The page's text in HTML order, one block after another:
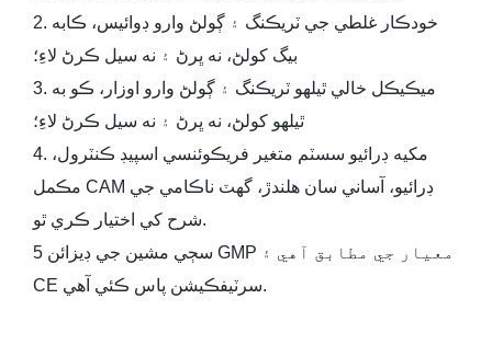
2. خودڪار غلطي جي ٽريڪنگ ۽ ڳولڻ وارو ڊوائيس، ڪابه
بيگ کولڻ، نه ڀرڻ ۽ نه سيل ڪرڻ لاءِ؛
3. ميڪيڪل خالي ٿيلهو ٽريڪنگ ۽ ڳولڻ وارو اوزار، ڪو به
ٿيلهو کولڻ، نه ڀرڻ ۽ نه سيل ڪرڻ لاءِ؛
4. مکيه ڊرائيو سسٽم متغير فريڪوئنسي اسپيڊ ڪنٽرول،
مڪمل CAM ڊرائيو، آساني سان هلندڙ، گهٽ ناڪامي جي
شرح کي اختيار ڪري ٿو.
5 سڄي مشين جي ڊيزائن GMP معيار جي مطابق آهي ۽
CE سرٽيفڪيشن پاس ڪئي آهي.